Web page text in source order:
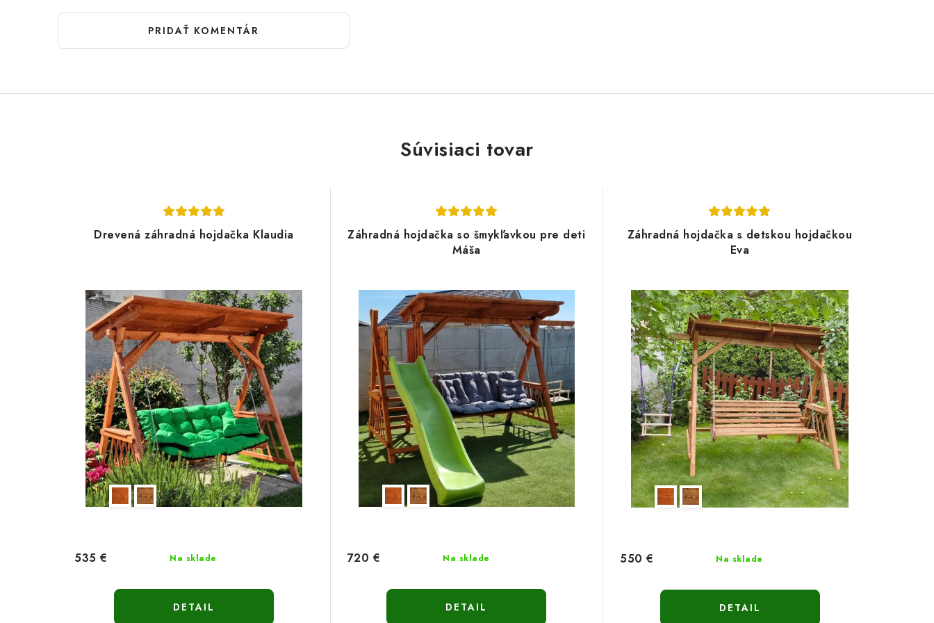
PRIDAŤ KOMENTÁR
Súvisiaci tovar
Drevená záhradná hojdačka Klaudia
Na sklade
535 €
DETAIL
Záhradná hojdačka so šmykľavkou pre deti
Máša
Na sklade
720 €
DETAIL
Záhradná hojdačka s detskou hojdačkou
Eva
Na sklade
550 €
DETAIL